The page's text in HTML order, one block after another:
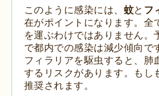
このように感染には、 蚊と フ
在がポイントになります。全
を運ぶわけではありません。
で都内での感染は減少傾向で
フィラリアを駆虫すると、肺
するリスクがあります。もし
推奨されます。